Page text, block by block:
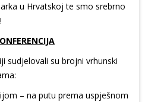
u Hrvatskoj te smo srebrno
sudjelovali su brojni vrhunski
– na putu prema uspješnom